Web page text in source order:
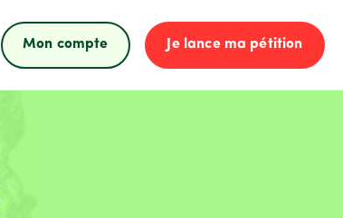
Mon compte Je lance ma pétition